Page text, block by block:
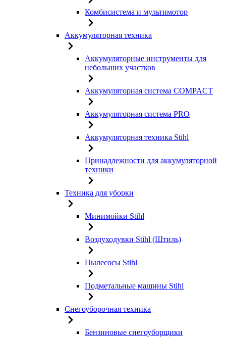
Комбисистема и мультимотор
Аккумуляторная техника
Аккумуляторные инструменты для
небольших участков
Аккумуляторная система COMPACT
Аккумуляторная система PRO
Аккумуляторная техника Stihl
Принадлежности для аккумуляторной
техники
Техника для уборки
Минимойки Stihl
Воздуходувки Stihl (Штиль)
Пылесосы Stihl
Подметальные машины Stihl
Снегоуборочная техника
Бензиновые снегоуборщики